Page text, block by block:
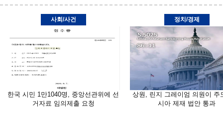
사회/사건
한국 시민 1만1040명, 중앙선관위에 선
거자료 임의제출 요청
정치/경제
상원, 린지 그레이엄 의원이 주
시아 제재 법안 통과